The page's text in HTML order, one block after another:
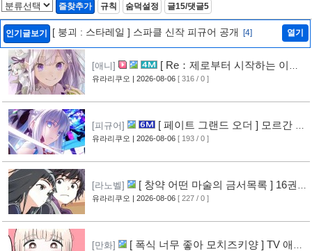
즐찾추가 규칙 숨덕설정 글15/댓글5
인기글보기 [ 붕괴 : 스타레일 ] 스파클 신작 피규어 공개 [4] 열기
[애니]
[ Re：제로부터 시작하는 이세
계 생활 ] 4기 탈환편 PV 영상 공개
유라리쿠오 | 2026-08-06 [ 316 / 0 ]
[피규어]
[ 페이트 그랜드 오더 ] 모르간 르
페이 신작 피규어 공개
[3]
유라리쿠오 | 2026-08-06 [ 193 / 0 ]
[라노벨]
[ 창약 어떤 마술의 금서목록 ] 16권
표지 공개
[5]
유라리쿠오 | 2026-08-06 [ 227 / 0 ]
[만화]
[ 폭식 너무 좋아 모치즈키양 ] TV 애니